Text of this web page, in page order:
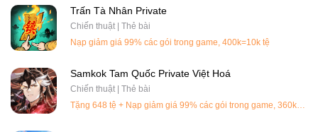
Trấn Tà Nhân Private
Chiến thuật | Thẻ bài
Nạp giảm giá 99% các gói trong game, 400k=10k tệ
Samkok Tam Quốc Private Việt Hoá
Chiến thuật | Thẻ bài
Tặng 648 tệ + Nạp giảm giá 99% các gói trong game, 360k=20k tệ